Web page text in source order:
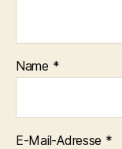
Name *
E-Mail-Adresse *